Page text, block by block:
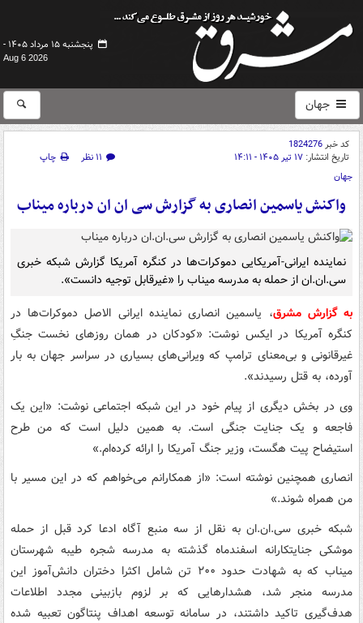
پنجشنبه ۱۵ مرداد ۱۴۰۵ -
Aug 6 2026
جهان
کد خبر1824276
تاریخ انتشار: ۱۷ تیر ۱۴۰۵ - ۱۴:۱۱ ۱۱ نظر
چاپ
جهان
واکنش یاسمین انصاری به گزارش سی ان ان درباره میناب
نماینده ایرانی-آمریکایی دموکرات‌ها در کنگره آمریکا گزارش شبکه خبری
سی.ان.ان از حمله به مدرسه میناب را «غیرقابل توجیه دانست».
به گزارش مشرق، یاسمین انصاری نماینده ایرانی الاصل دموکرات‌ها در
کنگره آمریکا در ایکس نوشت: «کودکان در همان روزهای نخست جنگِ
غیرقانونی و بی‌معنای ترامپ که ویرانی‌های بسیاری در سراسر جهان به بار
آورده، به قتل رسیدند».
وی در بخش دیگری از پیام خود در این شبکه اجتماعی نوشت: «این یک
فاجعه و یک جنایت جنگی است. به همین دلیل است که من طرح
استیضاح پیت هگست، وزیر جنگ آمریکا را ارائه کرده‌ام.»
انصاری همچنین نوشته است: «از همکارانم می‌خواهم که در این مسیر با
من همراه شوند.»
شبکه خبری سی‌.ان‌.ان به نقل از سه منبع آگاه ادعا کرد قبل از حمله
موشکی جنایتکارانه اسفندماه گذشته به مدرسه شجره طیبه شهرستان
میناب که به شهادت حدود ۲۰۰ تن شامل اکثرا دختران دانش‌آموز این
مدرسه منجر شد، هشدارهایی که بر لزوم بازبینی مجدد اطلاعات
هدف‌گیری تاکید داشتند، در سامانه توسعه اهداف پنتاگون تعبیه شده